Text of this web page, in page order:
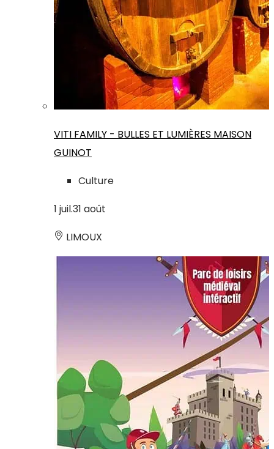
VITI FAMILY - BULLES ET LUMIÈRES MAISON
GUINOT
Culture
1 juil.31 août
LIMOUX